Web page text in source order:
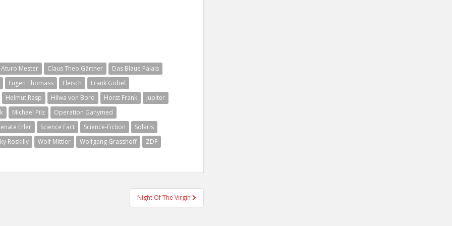
Aturo Mester Claus Theo Gärtner
Das Blaue Palais
Eugen Thomass Fleisch
Frank Göbel
Helmut Rasp Hilwa von Boro Horst Frank
Jupiter
Michael Pilz
Operation Ganymed
Erler Science Fact Science-Fiction
Solaris
Roskilly Wolf Mittler Wolfgang Grasshoff ZDF
Night Of The Virgin